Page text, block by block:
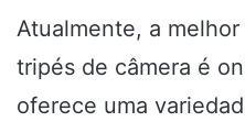
Atualmente, a
tripés de câmera é
oferece uma